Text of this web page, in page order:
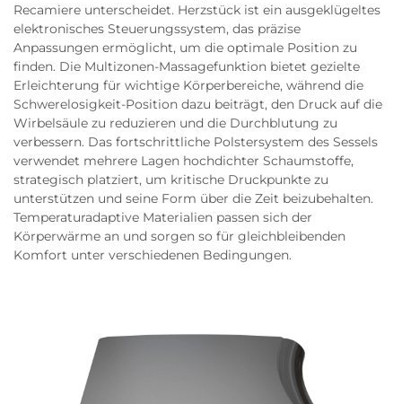
Recamiere unterscheidet. Herzstück ist ein ausgeklügeltes
elektronisches Steuerungssystem, das präzise
Anpassungen ermöglicht, um die optimale Position zu
finden. Die Multizonen-Massagefunktion bietet gezielte
Erleichterung für wichtige Körperbereiche, während die
Schwerelosigkeit-Position dazu beiträgt, den Druck auf die
Wirbelsäule zu reduzieren und die Durchblutung zu
verbessern. Das fortschrittliche Polstersystem des Sessels
verwendet mehrere Lagen hochdichter Schaumstoffe,
strategisch platziert, um kritische Druckpunkte zu
unterstützen und seine Form über die Zeit beizubehalten.
Temperaturadaptive Materialien passen sich der
Körperwärme an und sorgen so für gleichbleibenden
Komfort unter verschiedenen Bedingungen.